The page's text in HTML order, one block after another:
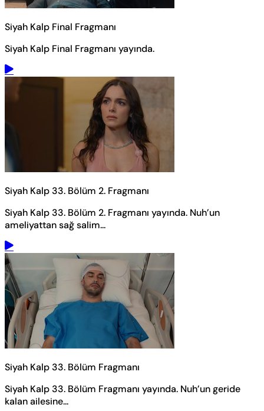
Siyah Kalp Final Fragmanı
Siyah Kalp Final Fragmanı yayında.
Siyah Kalp 33. Bölüm 2. Fragmanı
Siyah Kalp 33. Bölüm 2. Fragmanı yayında. Nuh’un
ameliyattan sağ salim...
Siyah Kalp 33. Bölüm Fragmanı
Siyah Kalp 33. Bölüm Fragmanı yayında. Nuh’un geride
kalan ailesine...